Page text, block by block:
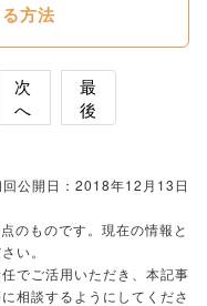
方法
次
へ
最
後
回公開日：2018年12月13日
のものです。現在の情報と
い。
でご活用いただき、本記事
相談するようにしてくださ